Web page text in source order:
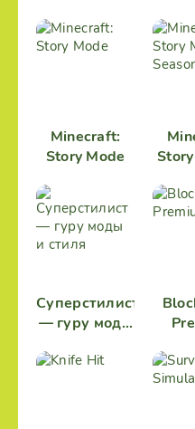
Minecraft:
Story Mode
Суперстилист
— гуру моды